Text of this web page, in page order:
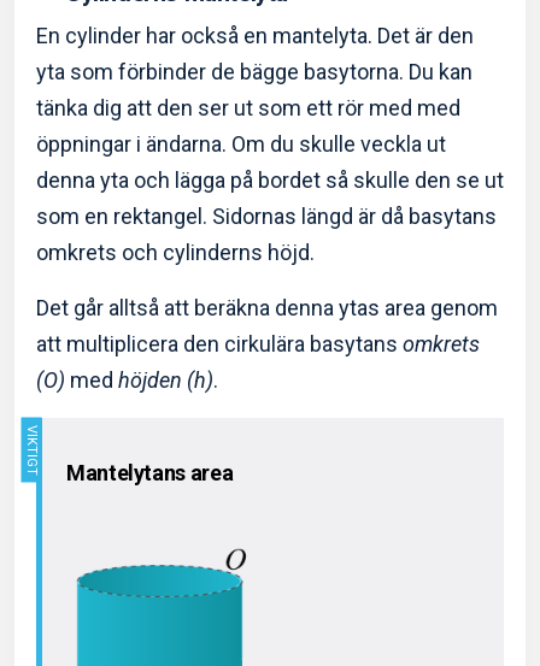
En cylinder har också en mantelyta. Det är den
yta som förbinder de bägge basytorna. Du kan
tänka dig att den ser ut som ett rör med med
öppningar i ändarna. Om du skulle veckla ut
denna yta och lägga på bordet så skulle den se ut
som en rektangel. Sidornas längd är då basytans
omkrets och cylinderns höjd.
Det går alltså att beräkna denna ytas area genom
att multiplicera den cirkulära basytans omkrets
(O) med höjden (h).
Mantelytans area